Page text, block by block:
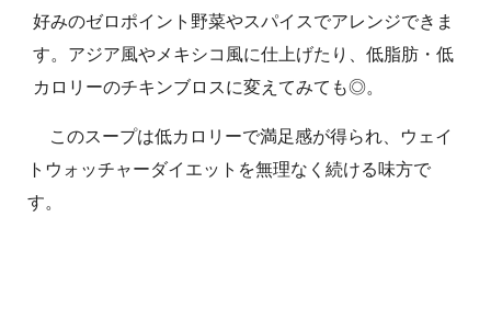
好みのゼロポイント野菜やスパイスでアレンジできま
す。アジア風やメキシコ風に仕上げたり、低脂肪・低
カロリーのチキンブロスに変えてみても◎。
このスープは低カロリーで満足感が得られ、ウェイ
トウォッチャーダイエットを無理なく続ける味方で
す。